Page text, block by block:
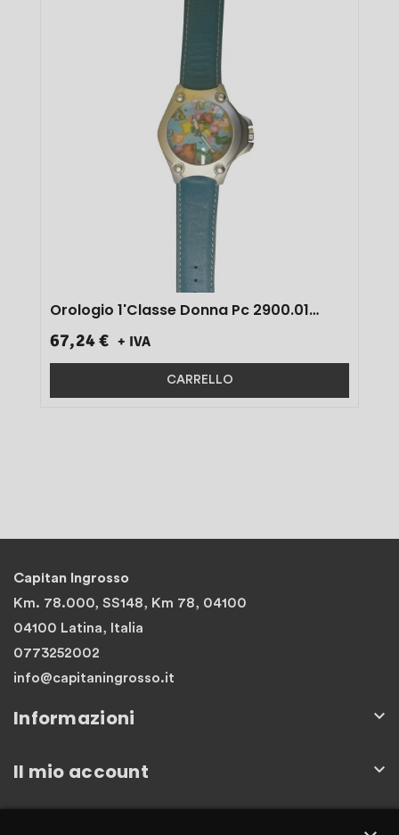
Orologio 1'classe Donna Pc 2900.01
67,24 € + IVA
CARRELLO
Capitan Ingrosso
Km. 78.000, SS148, Km 78, 04100
04100 Latina, Italia
0773252002
info@capitaningrosso.it
Informazioni 
Il mio account 